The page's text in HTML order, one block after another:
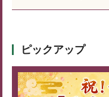
ピックアップ